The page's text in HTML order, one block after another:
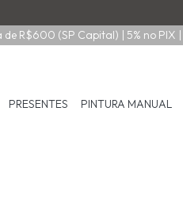
R$600 (SP Capital) | 5% no PIX
PRESENTES PINTURA MANUAL